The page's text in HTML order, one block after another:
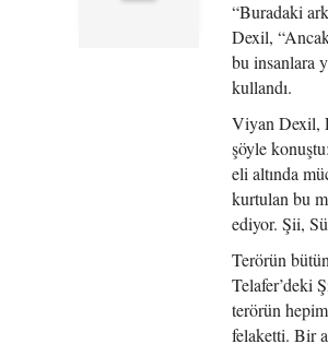
“Buradaki
Dexil,
bu insanlara
kullandı.
Viyan Dexil,
şöyle
eli altında
kurtulan bu
ediyor. Şii,
Terörün
Telafer’deki
terörün
felaketti. Bir